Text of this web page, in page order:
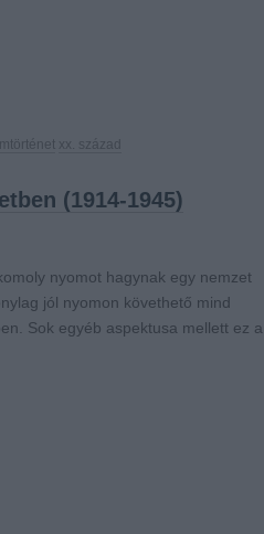
xx. század
(1914-1945)
nyomot hagynak egy nemzet
jól nyomon követhető mind
Sok egyéb aspektusa mellett ez a